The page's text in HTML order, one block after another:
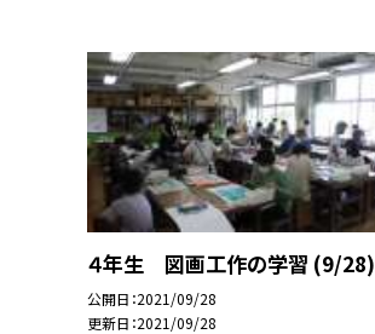
４年生 図画工作の学習 (9/28)
公開日 2021/09/28
更新日 2021/09/28